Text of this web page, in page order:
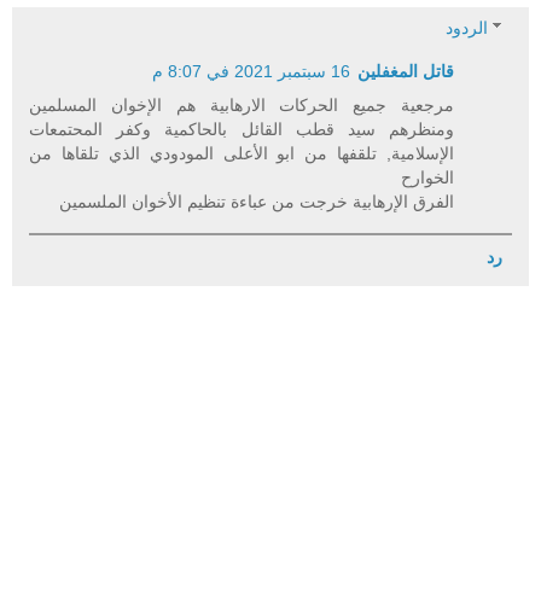
الردود
قاتل المغفلين 16 سبتمبر 2021 في 8:07 م
مرجعية جميع الحركات الارهابية هم الإخوان المسلمين
ومنظرهم سيد قطب القائل بالحاكمية وكفر المحتمعات
الإسلامية, تلقفها من ابو الأعلى المودودي الذي تلقاها من
الخوارح
الفرق الإرهابية خرجت من عباءة تنظيم الأخوان الملسمين
رد